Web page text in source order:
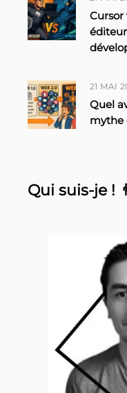
Cursor
21 MAI
Quel
mythe
Qui suis-je !